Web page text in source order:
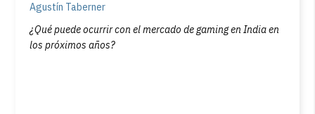
Agustín Taberner
¿Qué puede ocurrir con el mercado de gaming en India en
los próximos años?